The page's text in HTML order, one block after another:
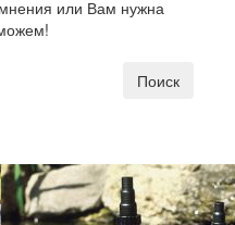
или Вам нужна
Поиск